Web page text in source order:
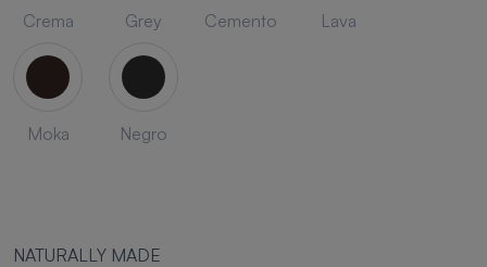
Crema Grey Cemento Lava
Moka Negro
NATURALLY MADE